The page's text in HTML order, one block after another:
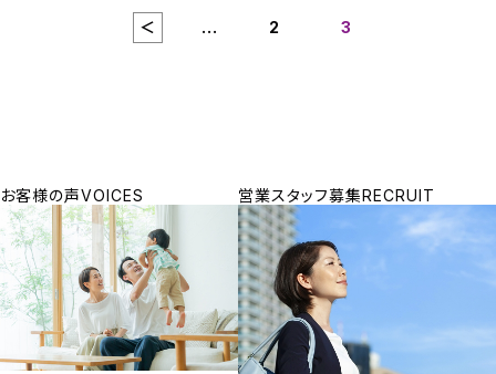
＜ ... 2 3
お客様の声VOICES 営業スタッフ募集RECRUIT